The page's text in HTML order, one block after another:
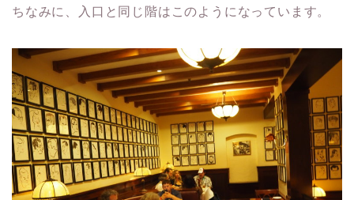
ちなみに、入口と同じ階はこのようになっています。